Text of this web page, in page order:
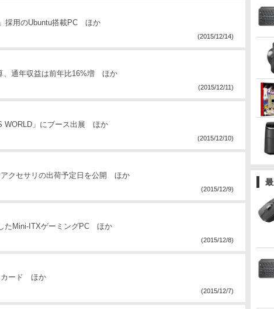
採用のUbuntu搭載PC ほか
(2015/12/14)
、通年収益は前年比16%増 ほか
(2015/12/11)
WORLD」にブース出展 ほか
(2015/12/10)
クセサリの出荷予定日を公開 ほか
(2015/12/9)
たMini-ITXゲーミングPC ほか
(2015/12/8)
カード ほか
(2015/12/7)